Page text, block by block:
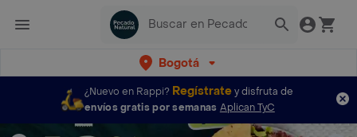
Bogotá
¿Nuevo en Rappi? Regístratey disfruta de
envíos gratis por semanas Aplican TyC